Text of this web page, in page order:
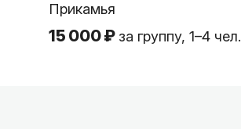
Прикамья
15 000 ₽ за группу, 1–4 чел.